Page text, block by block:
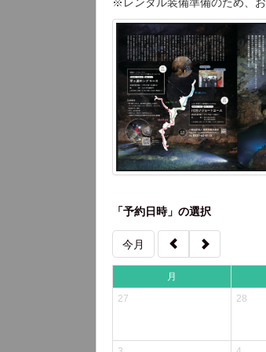
「予約日時」の選択
今月
月
27
28